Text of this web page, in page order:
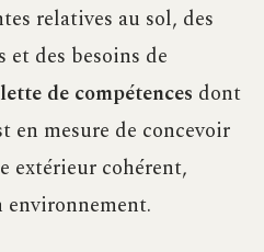
relatives au sol, des
des besoins de
de compétences dont
en mesure de concevoir
extérieur cohérent,
environnement.